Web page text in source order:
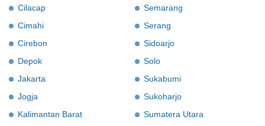
Cilacap
Cimahi
Cirebon
Depok
Jakarta
Jogja
Kalimantan Barat
Semarang
Serang
Sidoarjo
Solo
Sukabumi
Sukoharjo
Sumatera Utara